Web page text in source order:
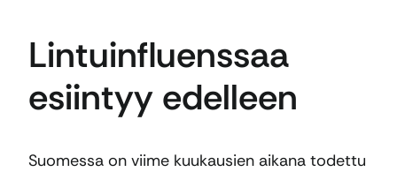
Lintuinfluenssaa
esiintyy edelleen
Suomessa on viime kuukausien aikana todettu